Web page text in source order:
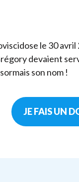
le 30avril
devaient
son nom !
JE FAIS UN